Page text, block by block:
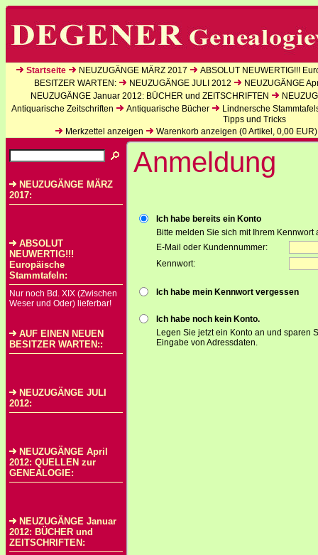
Startseite NEUZUGÄNGE MÄRZ 2017
ABSOLUT NEUWERTIG!!!
BESITZER WARTEN:
NEUZUGÄNGE JULI 2012
NEUZUGÄNGE
NEUZUGÄNGE Januar 2012: BÜCHER und ZEITSCHRIFTEN
Antiquarische Zeitschriften
Antiquarische Bücher
Lindnersche
Tipps und Tricks
Merkzettel anzeigen
Warenkorb anzeigen (0Artikel, 0,00 EUR)
NEUZUGÄNGE MÄRZ
2017:
ABSOLUT
NEUWERTIG!!!
Europäische
Stammtafeln:
Nur noch Bd. XIX (Zwischen
Weser und Oder) lieferbar!
AUF EINEN NEUEN
BESITZER WARTEN::
NEUZUGÄNGE JULI
2012:
NEUZUGÄNGE April
2012: QUELLEN zur
GENEALOGIE:
NEUZUGÄNGE Januar
2012: BÜCHER und
ZEITSCHRIFTEN:
Anmeldung
Ich habe bereits ein Konto
Bitte melden Sie sich mit Ihrem Kennwort
E-Mail oder Kundennummer:
Kennwort:
Ich habe mein Kennwort vergessen
Ich habe noch kein Konto.
Legen Sie jetzt ein Konto an und sparen
Eingabe von Adressdaten.